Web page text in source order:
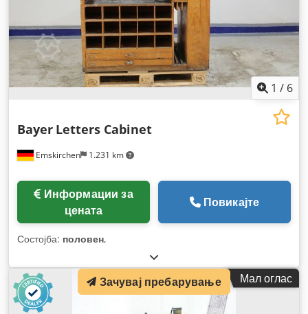
1 / 6
Emskirchen 1.231 km
Bayer Letters Cabinet
цената
Повикајте
Состојба: половен,
Мал оглас
Зачувај пребарување